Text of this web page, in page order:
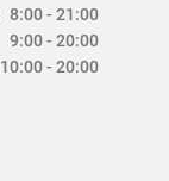
8:00 - 21:00
9:00 - 20:00
10:00 - 20:00